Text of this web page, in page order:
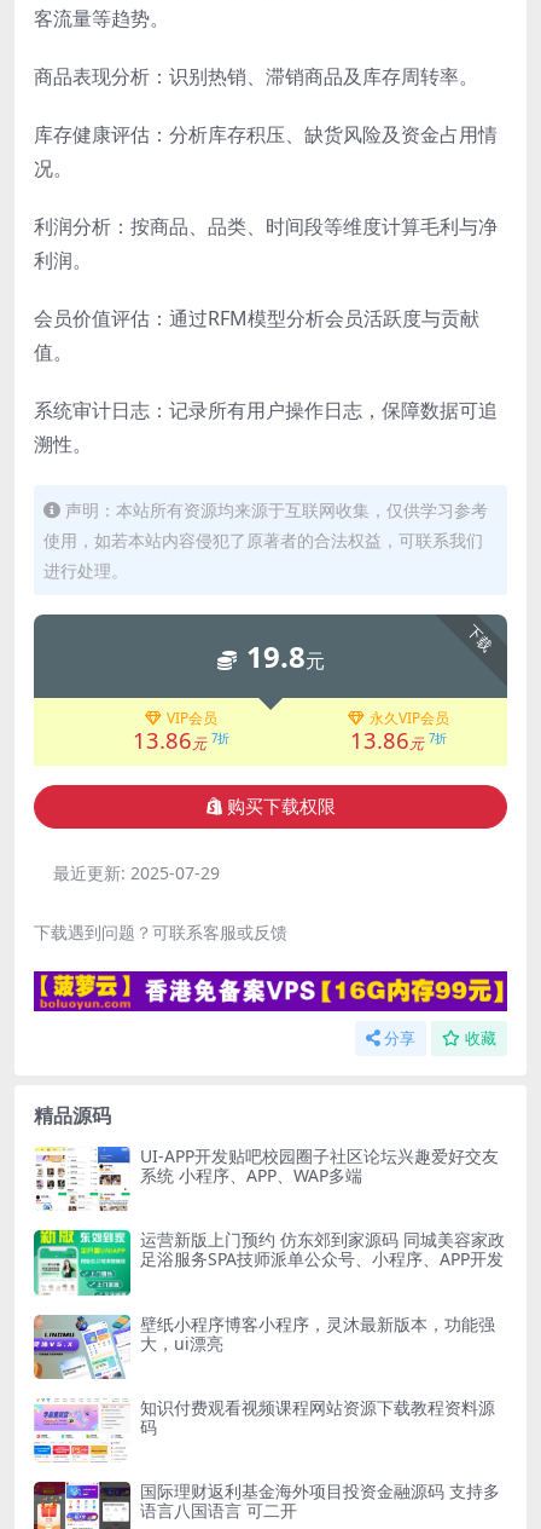
客流量等趋势。
商品表现分析：识别热销、滞销商品及库存周转率。
库存健康评估：分析库存积压、缺货风险及资金占用情
况。
利润分析：按商品、品类、时间段等维度计算毛利与净
利润。
会员价值评估：通过RFM模型分析会员活跃度与贡献
值。
系统审计日志：记录所有用户操作日志，保障数据可追
溯性。
声明：本站所有资源均来源于互联网收集，仅供学习参考
使用，如若本站内容侵犯了原著者的合法权益，可联系我们
进行处理。
下载
19.8元
VIP会员
13.86元 7折
永久VIP会员
13.86元 7折
购买下载权限
最近更新: 2025-07-29
下载遇到问题？可联系客服或反馈
分享 收藏
精品源码
UI-APP开发贴吧校园圈子社区论坛兴趣爱好交友
系统 小程序、APP、WAP多端
运营新版上门预约 仿东郊到家源码 同城美容家政
足浴服务SPA技师派单公众号、小程序、APP开发
壁纸小程序博客小程序，灵沐最新版本，功能强
大，ui漂亮
知识付费观看视频课程网站资源下载教程资料源
码
国际理财返利基金海外项目投资金融源码 支持多
语言八国语言 可二开